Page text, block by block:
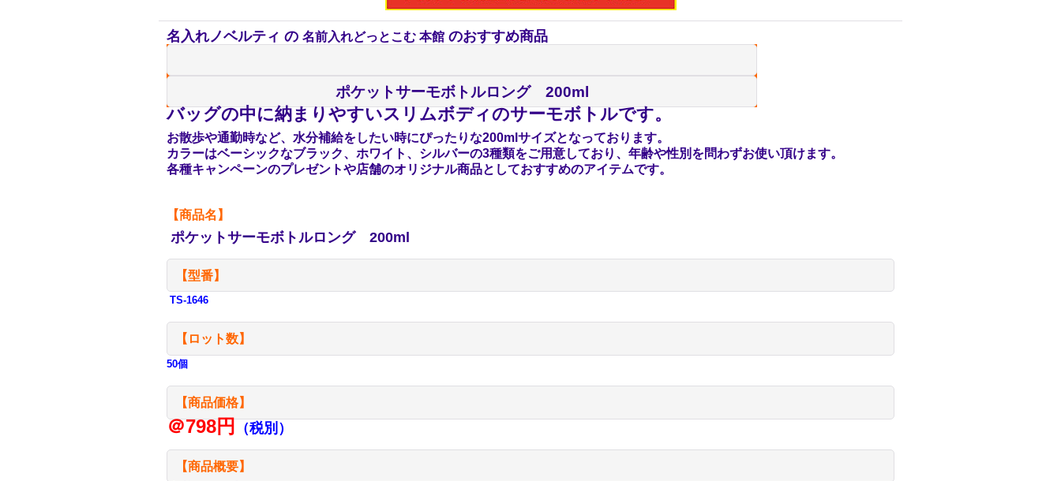
名入れノベルティ の 名前入れどっとこむ 本館 のおすすめ商品
ポケットサーモボトルロング 200ml
バッグの中に納まりやすいスリムボディのサーモボトルです。
お散歩や通勤時など、水分補給をしたい時にぴったりな200mlサイズとなっております。
カラーはベーシックなブラック、ホワイト、シルバーの3種類をご用意しており、年齢や性別を問わずお使い頂けます。
各種キャンペーンのプレゼントや店舗のオリジナル商品としておすすめのアイテムです。
【商品名】
ポケットサーモボトルロング 200ml
【型番】
TS-1646
【ロット数】
50個
【商品価格】
＠798円 （税別）
【商品概要】